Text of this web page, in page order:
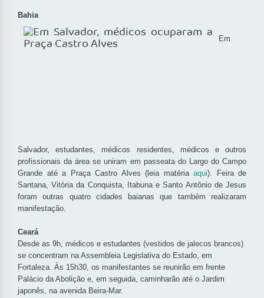
Bahia
Em
Salvador, estudantes, médicos residentes, médicos e outros
profissionais da área se uniram em passeata do Largo do Campo
Grande até a Praça Castro Alves (leia matéria aqui). Feira de
Santana, Vitória da Conquista, Itabuna e Santo Antônio de Jesus
foram outras quatro cidades baianas que também realizaram
manifestação.
Ceará
Desde as 9h, médicos e estudantes (vestidos de jalecos brancos)
se concentram na Assembleia Legislativa do Estado, em
Fortaleza. Às 15h30, os manifestantes se reunirão em frente
Palácio da Abolição e, em seguida, caminharão até o Jardim
japonês, na avenida Beira-Mar.